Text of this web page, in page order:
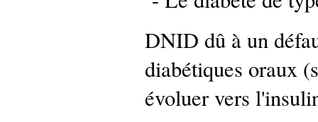
DNID dû à un
diabétiques oraux
évoluer vers